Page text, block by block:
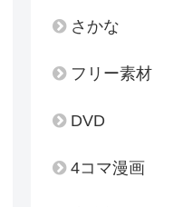
さかな
フリー素材
DVD
4コマ漫画